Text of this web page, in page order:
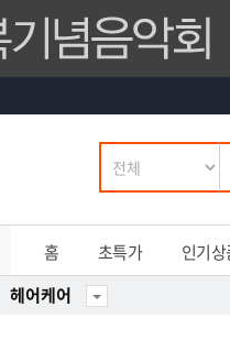
홈 초특가 인기상
헤어케어